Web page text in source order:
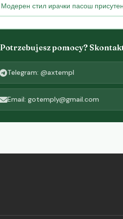
Модерен стил ирачки пасош
Potrzebujesz pomocy?
Telegram: @axtempl
Email: gotemply@gmail.com